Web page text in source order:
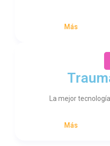
Más
La mejor
Más